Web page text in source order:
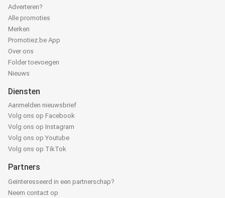
Adverteren?
Alle promoties
Merken
Promotiez.be App
Over ons
Folder toevoegen
Nieuws
Diensten
Aanmelden nieuwsbrief
Volg ons op Facebook
Volg ons op Instagram
Volg ons op Youtube
Volg ons op TikTok
Partners
Geïnteresseerd in een partnerschap?
Neem contact op